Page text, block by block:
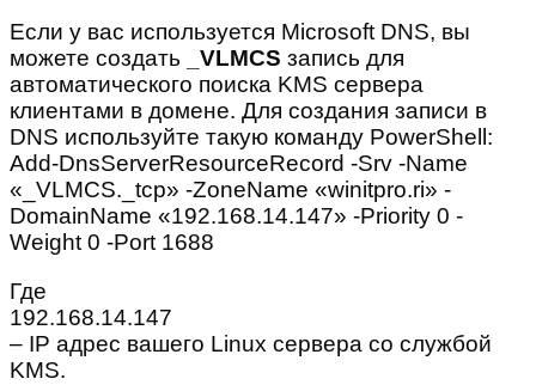
Если у вас используется Microsoft DNS, вы
можете создать
_VLMCS запись для
автоматического поиска KMS сервера
клиентами в домене. Для создания записи в
DNS используйте такую команду PowerShell:
Add-DnsServerResourceRecord -Srv -Name
«_VLMCS._tcp» -ZoneName «winitpro.ri» -
DomainName «192.168.14.147» -Priority 0 -
Weight 0 -Port 1688
Где
192.168.14.147
– IP адрес вашего Linux сервера со службой
KMS.